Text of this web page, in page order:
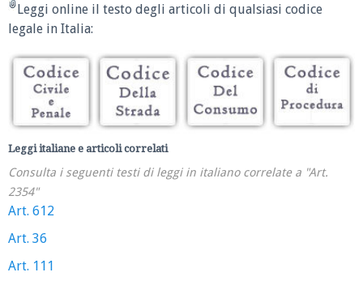
Leggi online il testo degli articoli di qualsiasi codice
legale in Italia:
Leggi italiane e articoli correlati
Consulta i seguenti testi di leggi in italiano correlate a "Art.
2354"
Art. 612
Art. 36
Art. 111